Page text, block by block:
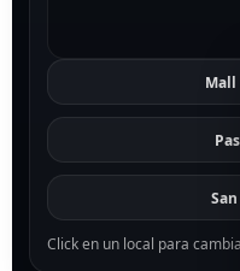
Mall
San
Click en un local para